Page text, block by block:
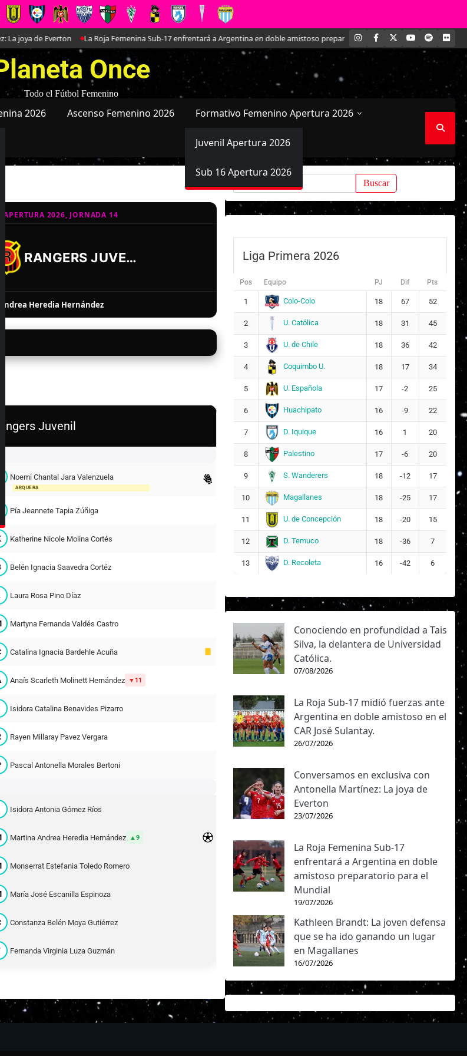
de Everton La Roja Femenina Sub-17 enfrentará a Argentina en doble amistoso preparatorio para el Mundial Kathleen
INSTAGRAM
FACEBOOK YOUTUBE
SPOTIFY
Once
Todo el Fútbol Femenino
2026 Ascenso Femenino 2026 Formativo Femenino Apertura 2026
Juvenil Apertura 2026
Sub 16 Apertura 2026
2026, JORNADA 14
RANGERS JUVENIL
Heredia Hernández
Rangers Juvenil
Noemi Chantal Jara Valenzuela
ARQUERA
Pía Jeannete Tapia Zúñiga
Katherine Nicole Molina Cortés
Belén Ignacia Saavedra Cortéz
Laura Rosa Pino Díaz
Martyna Fernanda Valdés Castro
Catalina Ignacia Bardehle Acuña
Anaís Scarleth Molinett Hernández 11
Isidora Catalina Benavides Pizarro
Rayen Millaray Pavez Vergara
Pascal Antonella Morales Bertoni
Isidora Antonia Gómez Ríos
Martina Andrea Heredia Hernández 9
Monserrat Estefania Toledo Romero
María José Escanilla Espinoza
Constanza Belén Moya Gutiérrez
Fernanda Virginia Luza Guzmán
Buscar:
Liga Primera 2026
Pos Equipo PJ Dif Pts
1 Colo-Colo 18 67 52
2 U. Católica 18 31 45
3 U. de Chile 18 36 42
4 Coquimbo U. 18 17 34
5 U. Española 17 -2 25
6 Huachipato 16 -9 22
7 D. Iquique 16 1 20
8 Palestino 17 -6 20
9 S. Wanderers 18 -12 17
10 Magallanes 18 -25 17
11 U. de Concepción 18 -20 15
12 D. Temuco 18 -36 7
13 D. Recoleta 16 -42 6
Conociendo en profundidad a Tais
Silva, la delantera de Universidad
Católica.
07/08/2026
La Roja Sub-17 midió fuerzas ante
Argentina en doble amistoso en el
CAR José Sulantay.
26/07/2026
Conversamos en exclusiva con
Antonella Martínez: La joya de
Everton
23/07/2026
La Roja Femenina Sub-17
enfrentará a Argentina en doble
amistoso preparatorio para el
Mundial
19/07/2026
Kathleen Brandt: La joven defensa
que se ha ido ganando un lugar
en Magallanes
16/07/2026